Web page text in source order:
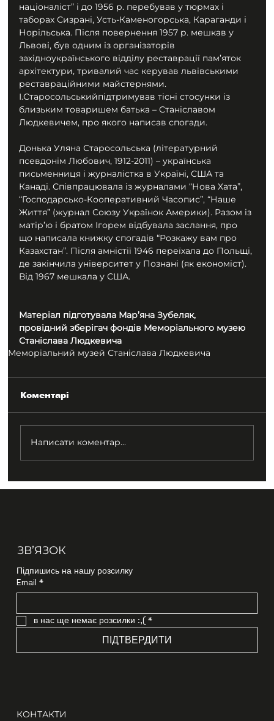
націоналіст” і до 1956 р. перебував у тюрмах і
таборах Сизрані, Усть-Каменогорська, Караганди і
Норільська. Після повернення 1957 р. мешкав у
Львові, був одним із організаторів
західноукраїнського відділу реставрації пам’яток
архітектури, тривалий час керував львівськими
реставраційними майстернями.
І.Старосольськийпідтримував тісні стосунки із
близьким товаришем батька – Станіславом
Людкевичем, про якого написав спогади.
Донька Уляна Старосольська (літературний
псевдонім Любович, 1912-2011) – українська
письменниця і журналістка в Україні, США та
Канаді. Співпрацювала із журналами “Нова Хата”,
“Господарсько-Кооперативний Часопис”, “Наше
Життя” (журнал Союзу Українок Америки). Разом із
матір’ю і братом Ігорем відбувала заслання, про
що написала книжку спогадів “Розкажу вам про
Казахстан”. Після амністії 1946 переїхала до Польщі,
де закінчила університет у Познані (як економіст).
Від 1967 мешкала у США.
Матеріал підготувала Мар’яна Зубеляк,
провідний зберігач фондів Меморіального музею
Станіслава Людкевича
Меморіальний музей Станіслава Людкевича
Коментарі
Написати коментар...
ЗВʼЯЗОК
Підпишись на нашу розсилку
Email *
в нас ще немає розсилки :,( *
ПІДТВЕРДИТИ
КОНТАКТИ